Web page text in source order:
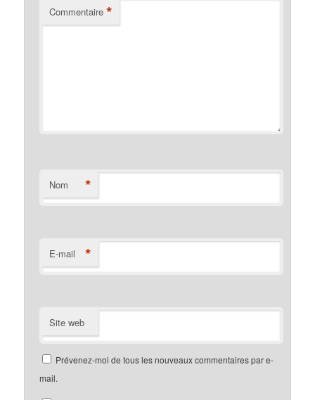
Commentaire *
Nom *
E-mail *
Site web
Prévenez-moi de tous les nouveaux commentaires par e-
mail.